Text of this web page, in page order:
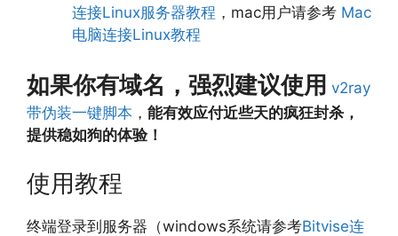
连接Linux服务器教程 ，mac用户请参考 Mac
电脑连接Linux教程
如果你有域名，强烈建议使用 v2ray
带伪装一键脚本 ， 能有效应付近些天的疯狂封杀，
提供稳如狗的体验！
使用教程
终端登录到服务器（windows系统请参考Bitvise连